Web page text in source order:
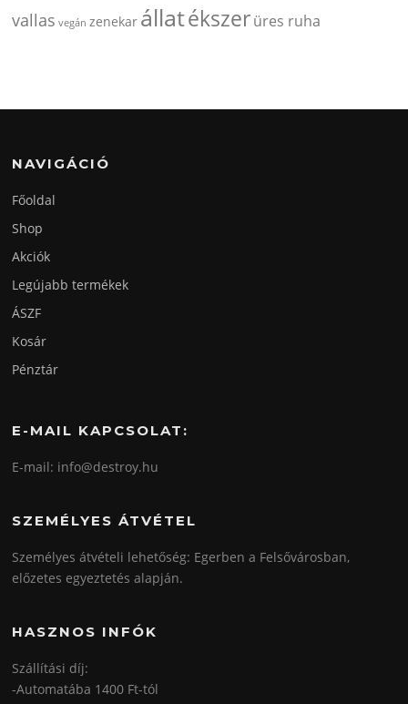
vallas vegán zenekar állatékszerüres ruha
NAVIGÁCIÓ
Főoldal
Shop
Akciók
Legújabb termékek
ÁSZF
Kosár
Pénztár
E-MAIL KAPCSOLAT:
E-mail: info@destroy.hu
SZEMÉLYES ÁTVÉTEL
Személyes átvételi lehetőség: Egerben a Felsővárosban,
előzetes egyeztetés alapján.
HASZNOS INFÓK
Szállítási díj:
-Automatába 1400 Ft-tól